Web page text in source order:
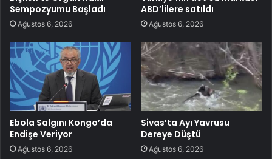
Sempozyumu Başladı
Ağustos 6, 2026
ABD’lilere satıldı
Ağustos 6, 2026
Ebola Salgını Kongo’da
Endişe Veriyor
Ağustos 6, 2026
Sivas’ta Ayı Yavrusu
Dereye Düştü
Ağustos 6, 2026